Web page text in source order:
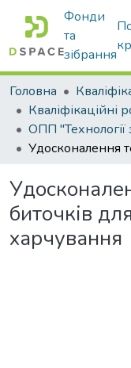
Фонди
та
зібрання
Головна
биточків
харчування